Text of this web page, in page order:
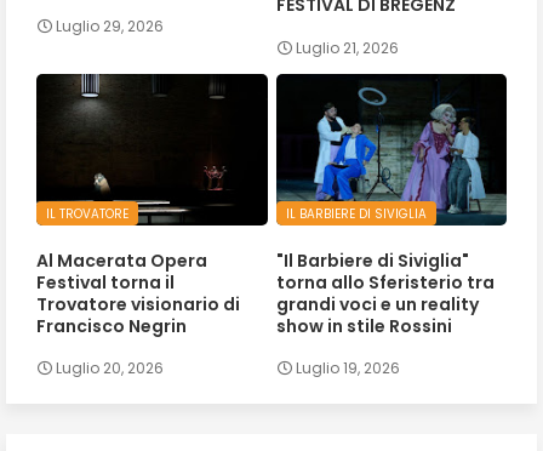
Luglio 29, 2026
FESTIVAL DI BREGENZ
Luglio 21, 2026
IL TROVATORE
Al Macerata Opera
Festival torna il
Trovatore visionario di
Francisco Negrin
Luglio 20, 2026
IL BARBIERE DI SIVIGLIA
"Il Barbiere di Siviglia"
torna allo Sferisterio tra
grandi voci e un reality
show in stile Rossini
Luglio 19, 2026